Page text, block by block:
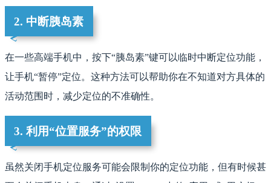
2. 中断胰岛素
在一些高端手机中，按下“胰岛素”键可以临时中断定位功能，
让手机“暂停”定位。这种方法可以帮助你在不知道对方具体的
活动范围时，减少定位的不准确性。
3. 利用“位置服务”的权限
虽然关闭手机定位服务可能会限制你的定位功能，但有时候甚